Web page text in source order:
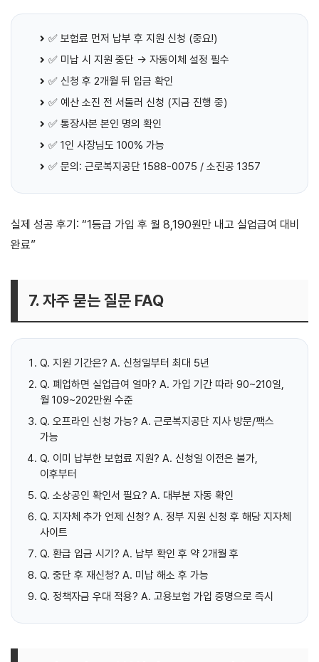
✅ 보험료 먼저 납부 후 지원 신청 (중요!)
✅ 미납 시 지원 중단 → 자동이체 설정 필수
✅ 신청 후 2개월 뒤 입금 확인
✅ 예산 소진 전 서둘러 신청 (지금 진행 중)
✅ 통장사본 본인 명의 확인
✅ 1인 사장님도 100% 가능
✅ 문의: 근로복지공단 1588-0075 / 소진공 1357
실제 성공 후기: “1등급 가입 후 월 8,190원만 내고 실업급여 대비
완료”
7. 자주 묻는 질문 FAQ
Q. 지원 기간은? A. 신청일부터 최대 5년
Q. 폐업하면 실업급여 얼마? A. 가입 기간 따라 90~210일,
월 109~202만원 수준
Q. 오프라인 신청 가능? A. 근로복지공단 지사 방문/팩스
가능
Q. 이미 납부한 보험료 지원? A. 신청일 이전은 불가,
이후부터
Q. 소상공인 확인서 필요? A. 대부분 자동 확인
Q. 지자체 추가 언제 신청? A. 정부 지원 신청 후 해당 지자체
사이트
Q. 환급 입금 시기? A. 납부 확인 후 약 2개월 후
Q. 중단 후 재신청? A. 미납 해소 후 가능
Q. 정책자금 우대 적용? A. 고용보험 가입 증명으로 즉시